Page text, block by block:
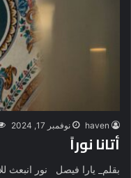
haven نوفمبر 17, 2024
أتانا نوراً
بقلم_ يارا فيصل نور انبعث